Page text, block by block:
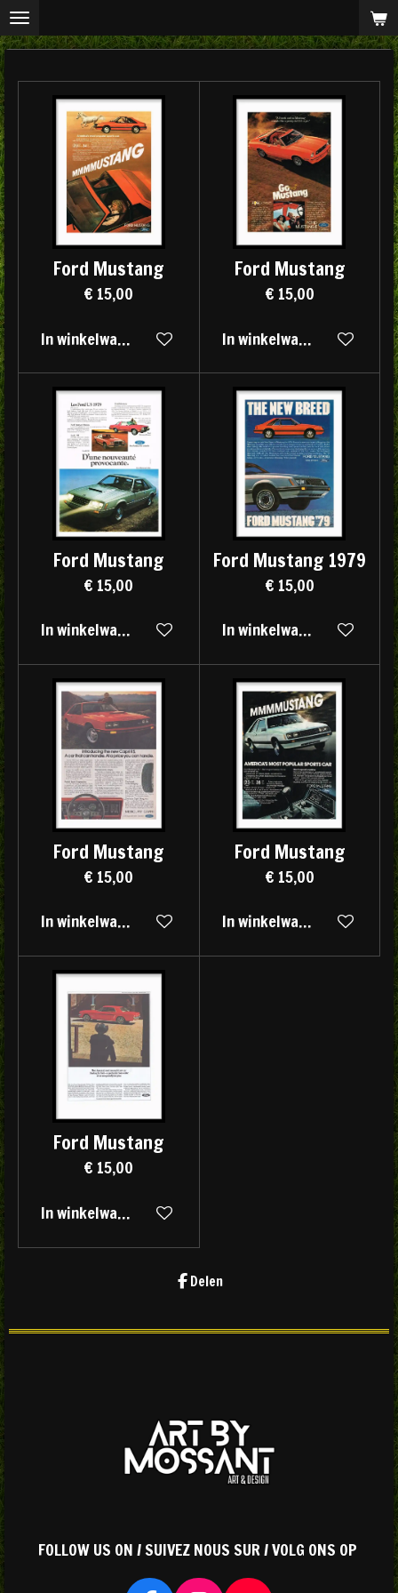
Ga
direct
hoofdinhoud
Ford Mustang
€ 15,00
In winkelwagen
Ford Mustang
€ 15,00
In winkelwagen
Ford Mustang
€ 15,00
In winkelwagen
Ford Mustang 1979
€ 15,00
In winkelwagen
Ford Mustang
€ 15,00
In winkelwagen
Ford Mustang
€ 15,00
In winkelwagen
Ford Mustang
€ 15,00
In winkelwagen
Delen
FOLLOW US ON / SUIVEZ NOUS SUR / VOLG ONS OP